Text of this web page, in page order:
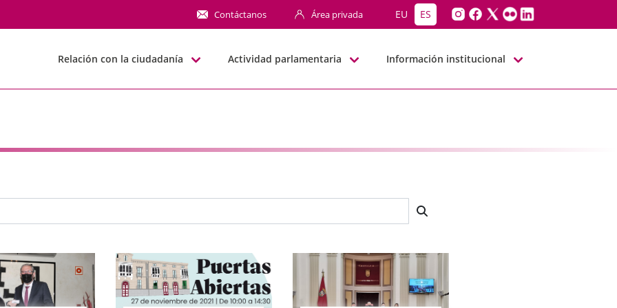
Contáctanos Área privada EU ES
Relación con la ciudadanía Actividad parlamentaria Información institucional
búsqueda